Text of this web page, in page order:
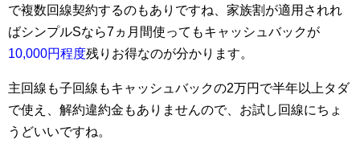
で複数回線契約するのもありですね、家族割が適用されれ
ばシンプルSなら7ヵ月間使ってもキャッシュバックが
10,000円程度残りお得なのが分かります。
主回線も子回線もキャッシュバックの2万円で半年以上タダ
で使え、解約違約金もありませんので、お試し回線にちょ
うどいいですね。